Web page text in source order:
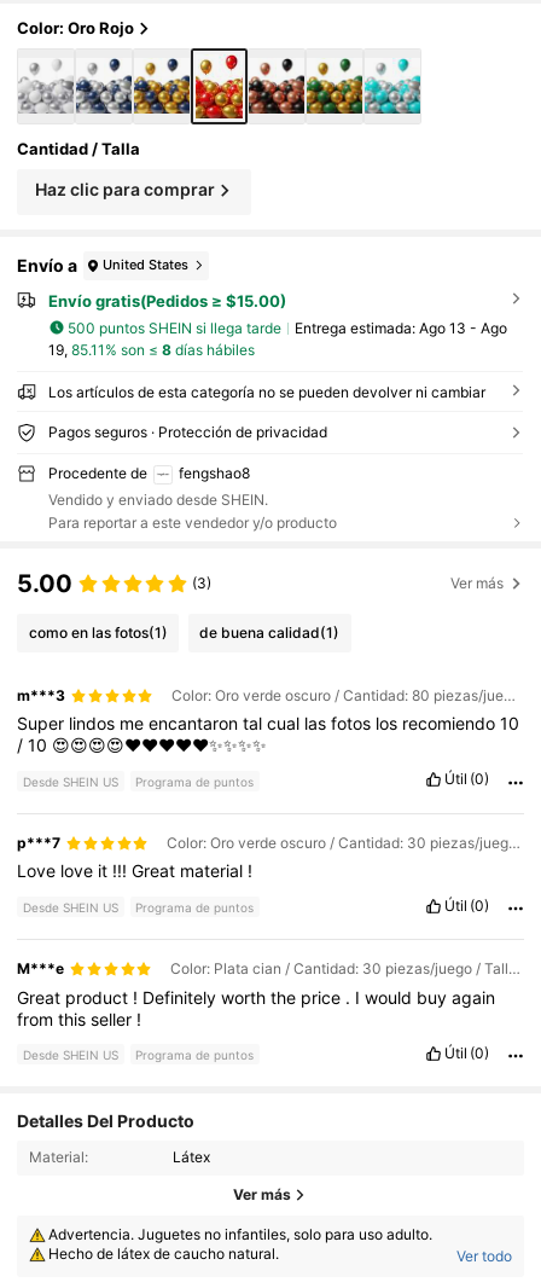
Año Nuevo, graduación, Día de la Madre, baile de g
raduación, casino, fiesta de póker y cartas
Color: Oro Rojo
Cantidad / Talla
Haz clic para comprar
Envío a United States
Envío gratis(Pedidos ≥ $15.00)
500 puntos SHEIN si llega tarde Entrega estimada: Ago 13 - Ago
19, 85.11% son ≤ 8días hábiles
Los artículos de esta categoría no se pueden devolver ni cambiar
Pagos seguros · Protección de privacidad
Procedente de
fengshao8
Vendido y enviado desde SHEIN.
Para reportar a este vendedor y/o producto
5.00 (3) Ver más
como en las fotos(1) de buena calidad(1)
m***3 Color: Oro verde oscuro / Cantidad: 80 piezas/juego / Talla: 10 pulgadas
Super lindos meencantarontalcual lasfotos los recomiendo10
/10 😍😍😍😍❤️❤️❤️❤️❤️✨✨✨✨
Desde SHEIN US Programa de puntos Útil (0)
p***7 Color: Oro verde oscuro / Cantidad: 30 piezas/juego / Talla: 10 pulgadas
Love love it !!!Great material !
Desde SHEIN US Programa de puntos Útil (0)
M***e Color: Plata cian / Cantidad: 30 piezas/juego / Talla: 12 pulgadas
Great product ! Definitelyworththe price . Iwould buyagain
fromthisseller !
Desde SHEIN US Programa de puntos Útil (0)
Detalles Del Producto
Material: Látex
Ver más
Advertencia. Juguetes no infantiles, solo para uso adulto.
Hecho de látex de caucho natural.
Ver todo
860 Seguidores